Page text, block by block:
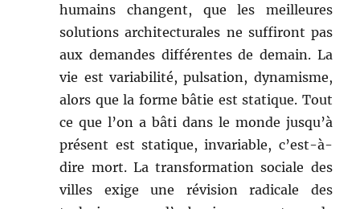
humains changent, que les meilleures
solutions architecturales ne suffiront pas
aux demandes différentes de demain. La
vie est variabilité, pulsation, dynamisme,
alors que la forme bâtie est statique. Tout
ce que l’on a bâti dans le monde jusqu’à
présent est statique, invariable, c’est-à-
dire mort. La transformation sociale des
villes exige une révision radicale des